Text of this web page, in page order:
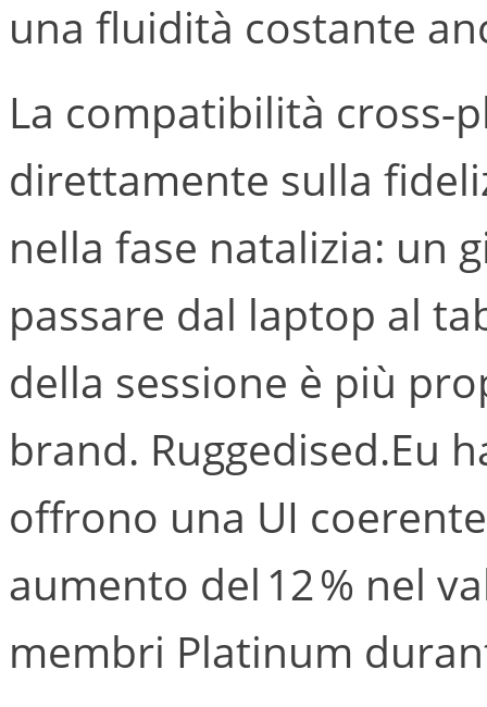
una fluidità costante
La compatibilità
direttamente sulla
nella fase natalizia: un
passare dal laptop al
della sessione è più
brand. Ruggedised.Eu
offrono una UI
aumento del 12 % nel
membri Platinum